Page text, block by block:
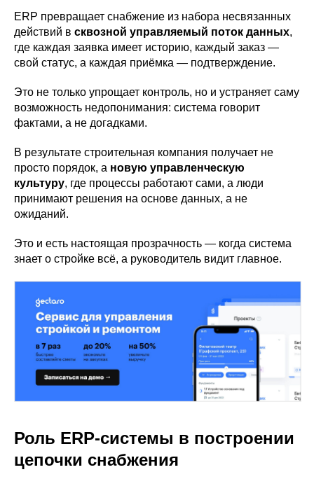
ERP превращает снабжение из набора несвязанных
действий в сквозной управляемый поток данных,
где каждая заявка имеет историю, каждый заказ —
свой статус, а каждая приёмка — подтверждение.
Это не только упрощает контроль, но и устраняет саму
возможность недопонимания: система говорит
фактами, а не догадками.
В результате строительная компания получает не
просто порядок, а новую управленческую
культуру, где процессы работают сами, а люди
принимают решения на основе данных, а не
ожиданий.
Это и есть настоящая прозрачность — когда система
знает о стройке всё, а руководитель видит главное.
Роль ERP-системы в построении
цепочки снабжения